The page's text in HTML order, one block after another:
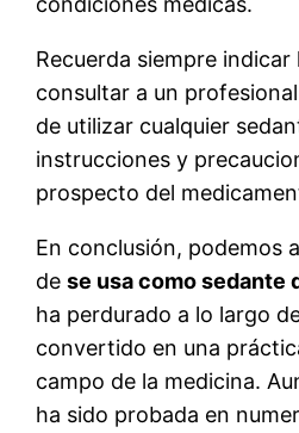
Recuerda siempre
consultar a un
de utilizar cualquier
instrucciones y
prospecto del
En conclusión, podemos
dese usa como sedante
ha perdurado a lo largo
convertido en una
campo de la medicina.
ha sido probada en